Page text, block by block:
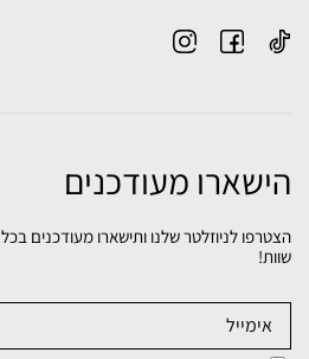
הישארו מעודכנים
הצטרפו לניוזלטר שלנו ותישארו מעודכנים
שוות!